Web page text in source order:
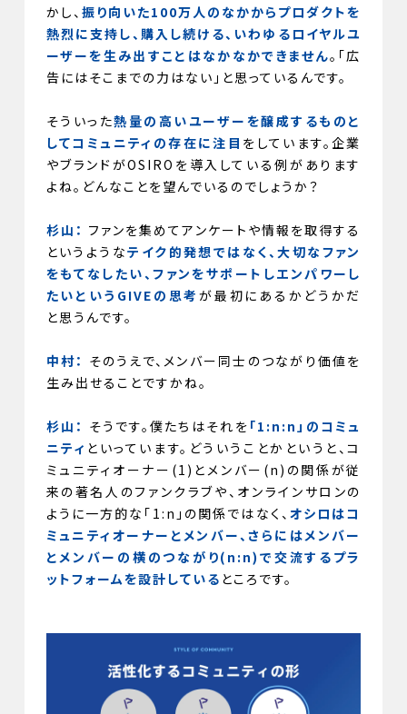
かし、 振り向いた100万人のなかからプロダクトを
熱烈に支持し、購入し続ける、いわゆるロイヤルユ
ーザーを生み出すことはなかなかできません。「広
告にはそこまでの力はない」と思っているんです。
そういった熱量の高いユーザーを醸成するものと
してコミュニティの存在に注目 をしています。企業
やブランドがOSIROを導入している例があります
よね。どんなことを望んでいるのでしょうか？
杉山： ファンを集めてアンケートや情報を取得する
というようなテイク的発想ではなく、大切なファン
をもてなしたい、ファンをサポートしエンパワーし
たいというGIVEの思考が最初にあるかどうかだ
と思うんです。
中村： そのうえで、メンバー同士のつながり価値を
生み出せることですかね。
杉山： そうです。僕たちはそれを 「1:n:n」のコミュ
ニティ といっています。どういうことかというと、コ
ミュニティオーナー(1)とメンバー(n)の関係が従
来の著名人のファンクラブや、オンラインサロンの
ように一方的な「1:n」の関係ではなく、 オシロはコ
ミュニティオーナーとメンバー、さらにはメンバー
とメンバーの横のつながり(n:n)で交流するプラ
ットフォームを設計している ところです。